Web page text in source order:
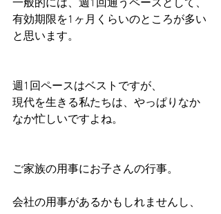
一般的には、週1回通うペースとして、
有効期限を1ヶ月くらいのところが多い
と思います。
週1回ペースはベストですが、
現代を生きる私たちは、やっぱりなか
なか忙しいですよね。
ご家族の用事にお子さんの行事。
会社の用事があるかもしれませんし、